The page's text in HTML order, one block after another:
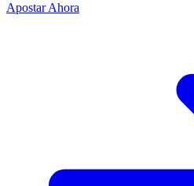
Apostar Ahora